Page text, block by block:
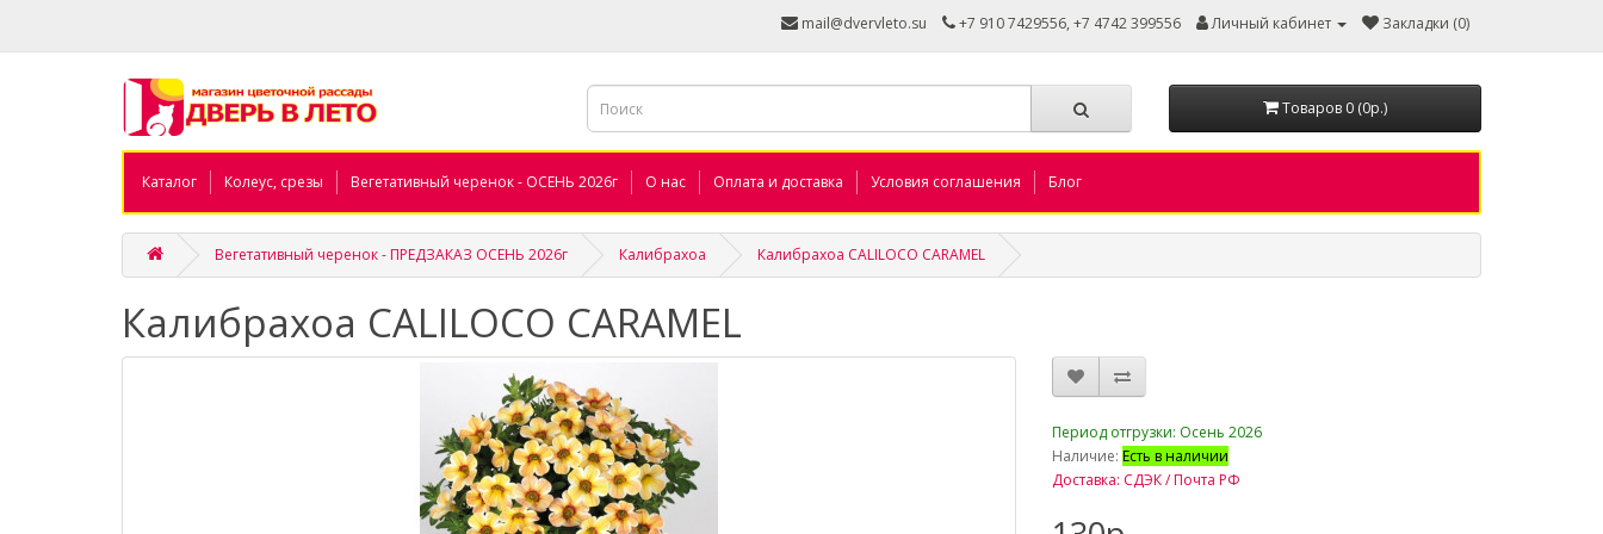
mail@dvervleto.su +7 910 7429556, +7 4742 399556 Личный кабинет Закладки (0)
Товаров 0 (0р.)
Каталог Колеус, срезы Вегетативный черенок - ОСЕНЬ 2026г О нас Оплата и доставка Условия соглашения Блог
Вегетативный черенок - ПРЕДЗАКАЗ ОСЕНЬ 2026г Калибрахоа Калибрахоа CALILOCO CARAMEL
Калибрахоа CALILOCO CARAMEL
Период отгрузки: Осень 2026
Наличие: Есть в наличии
Доставка: СДЭК / Почта РФ